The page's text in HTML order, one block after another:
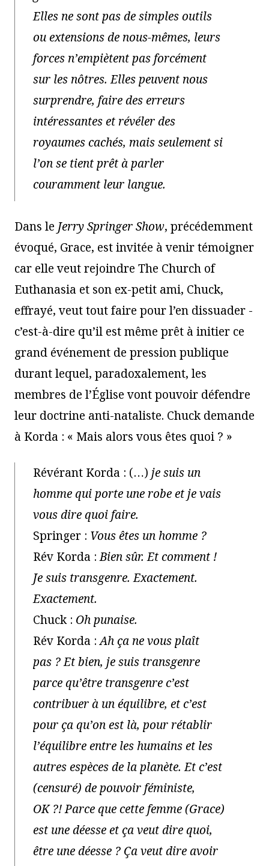
Elles ne sont pas de simples outils
ou extensions de nous-mêmes, leurs
forces n’empiètent pas forcément
sur les nôtres. Elles peuvent nous
surprendre, faire des erreurs
intéressantes et révéler des
royaumes cachés, mais seulement si
l’on se tient prêt à parler
couramment leur langue.
Dans le Jerry Springer Show, précédemment
évoqué, Grace, est invitée à venir témoigner
car elle veut rejoindre The Church of
Euthanasia et son ex-petit ami, Chuck,
effrayé, veut tout faire pour l’en dissuader -
c’est-à-dire qu’il est même prêt à initier ce
grand événement de pression publique
durant lequel, paradoxalement, les
membres de l’Église vont pouvoir défendre
leur doctrine anti-nataliste. Chuck demande
à Korda : « Mais alors vous êtes quoi ? »
Révérant Korda : (…) je suis un
homme qui porte une robe et je vais
vous dire quoi faire.
Springer : Vous êtes un homme ?
Rév Korda :Bien sûr. Et comment !
Je suis transgenre. Exactement.
Exactement.
Chuck : Oh punaise.
Rév Korda :Ah ça ne vous plaît
pas ? Et bien, je suis transgenre
parce qu’être transgenre c’est
contribuer à un équilibre, et c’est
pour ça qu’on est là, pour rétablir
l’équilibre entre les humains et les
autres espèces de la planète. Et c’est
(censuré) de pouvoir féministe,
OK ?! Parce que cette femme (Grace)
est une déesse et ça veut dire quoi,
être une déesse ? Ça veut dire avoir